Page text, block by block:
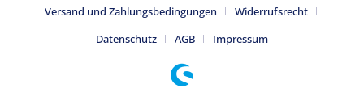
Versand und Zahlungsbedingungen
Widerrufsrecht
Datenschutz
AGB Impressum